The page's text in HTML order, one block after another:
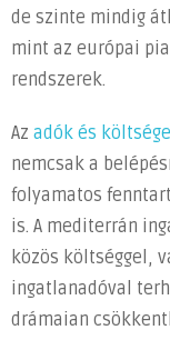
de szinte mindig
mint az európai
rendszerek.
Az adók és
nemcsak a
folyamatos
is. A mediterrán
közös költséggel,
ingatlanadóval
drámaian